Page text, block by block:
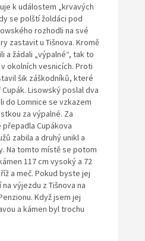
k událostem „krvavých
se polští žoldáci pod
rozhodli na své
zastavit u Tišnova. Kromě
a žádali „výpalné“, tak to
okolních vesnicích. Proti
šik záškodníků, které
Lisowský poslal dva
do Lomnice se vzkazem
za výpalné. Za
Cupákova
zabila a druhý unikl a
Na tomto místě se potom
117 cm vysoký a 72
a meč. Pokud byste jej
výjezdu z Tišnova na
Když jsem jej
a kámen byl trochu